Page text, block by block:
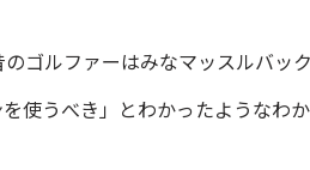
ゴルファーはみなマッスルバッ
を使うべき」とわかったようなわ